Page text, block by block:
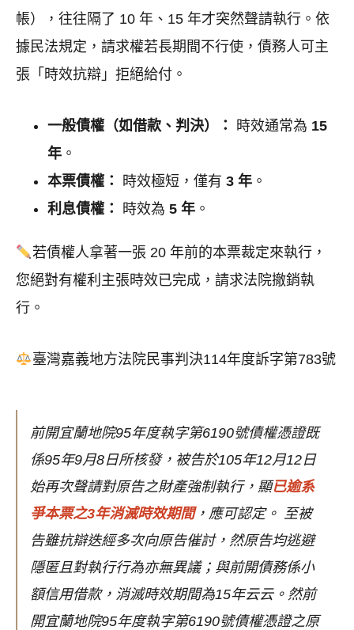
帳），往往隔了 10 年、15 年才突然聲請執行。依
據民法規定，請求權若長期間不行使，債務人可主
張「時效抗辯」拒絕給付。
一般債權（如借款、判決）： 時效通常為 15
年 。
本票債權：
時效極短，僅有 3 年 。
利息債權：
時效為 5 年 。
若債權人拿著一張 20 年前的本票裁定來執行，
您絕對有權利主張時效已完成，請求法院撤銷執
行。
臺灣嘉義地方法院民事判決114年度訴字第783號
前開宜蘭地院95年度執字第6190號債權憑證既
係95年9月8日所核發，被告於105年12月12日
始再次聲請對原告之財產強制執行，顯已逾系
爭本票之3年消滅時效期間，應可認定。 至被
告雖抗辯迭經多次向原告催討，然原告均逃避
隱匿且對執行行為亦無異議；與前開債務係小
額信用借款，消滅時效期間為15年云云。然前
開宜蘭地院95年度執字第6190號債權憑證之原